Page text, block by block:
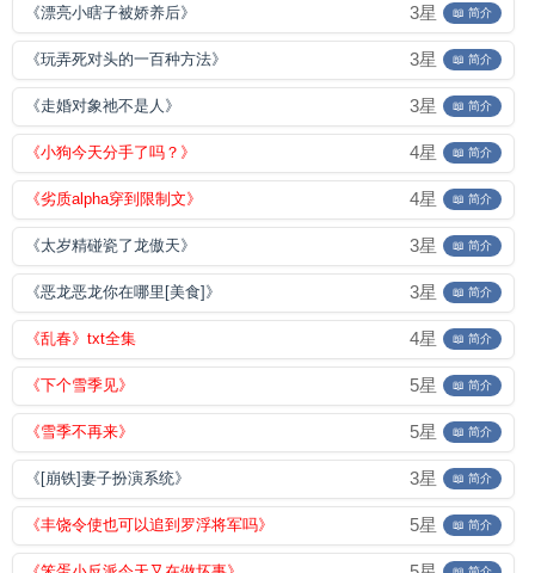
《漂亮小瞎子被娇养后》 3星 📖 简介
《玩弄死对头的一百种方法》 3星 📖 简介
《走婚对象祂不是人》 3星 📖 简介
《小狗今天分手了吗？》 4星 📖 简介
《劣质alpha穿到限制文》 4星 📖 简介
《太岁精碰瓷了龙傲天》 3星 📖 简介
《恶龙恶龙你在哪里[美食]》 3星 📖 简介
《乱春》txt全集 4星 📖 简介
《下个雪季见》 5星 📖 简介
《雪季不再来》 5星 📖 简介
《[崩铁]妻子扮演系统》 3星 📖 简介
《丰饶令使也可以追到罗浮将军吗》 5星 📖 简介